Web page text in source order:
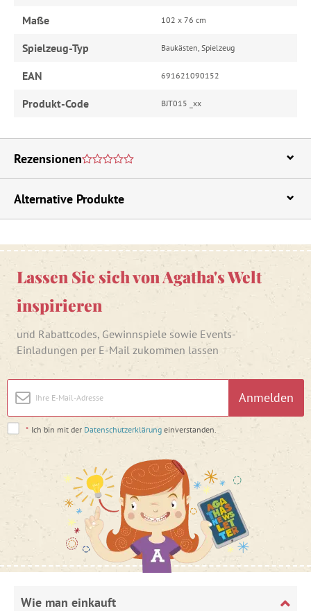
Maße 102 x 76 cm
Spielzeug-Typ Baukästen, Spielzeug
EAN 691621090152
Produkt-Code BJT015 _xx
Rezensionen
Alternative Produkte
Lassen Sie sich von Agatha's Welt
inspirieren
und Rabattcodes, Gewinnspiele sowie Events-
Einladungen per E-Mail zukommen lassen
Anmelden
* Ich bin mit der Datenschutzerklärung einverstanden.
Wie man einkauft